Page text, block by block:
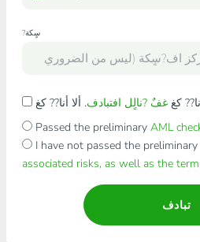
?سٍكة
كغغفٌ ?نالٍل افتبادف
Passed the preliminary AML
I have not passed the preliminary
associated risks, as well as the
تبادف